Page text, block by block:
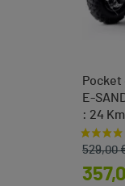
E-
: 24
Prix de
529,00
Prix